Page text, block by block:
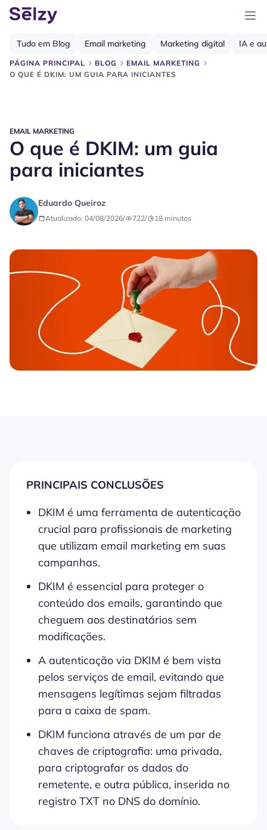
PÁGINA PRINCIPAL BLOG
EMAIL MARKETING
O QUE É DKIM: UM GUIA PARA INICIANTES
Tudo em Blog Email marketing Marketing digital IA e
EMAIL MARKETING
O que é DKIM: um guia
para iniciantes
Eduardo Queiroz
Atualizado: 04/08/2026/ 722/ 18 minutos
PRINCIPAIS CONCLUSÕES
DKIM é uma ferramenta de autenticação
crucial para profissionais de marketing
que utilizam email marketing em suas
campanhas.
DKIM é essencial para proteger o
conteúdo dos emails, garantindo que
cheguem aos destinatários sem
modificações.
A autenticação via DKIM é bem vista
pelos serviços de email, evitando que
mensagens legítimas sejam filtradas
para a caixa de spam.
DKIM funciona através de um par de
chaves de criptografia: uma privada,
para criptografar os dados do
remetente, e outra pública, inserida no
registro TXT no DNS do domínio.